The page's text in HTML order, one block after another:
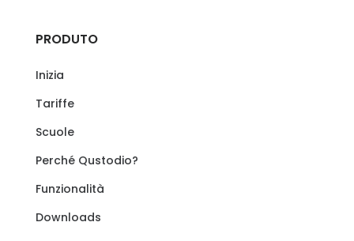
PRODUTO
Inizia
Tariffe
Scuole
Perché Qustodio?
Funzionalità
Downloads